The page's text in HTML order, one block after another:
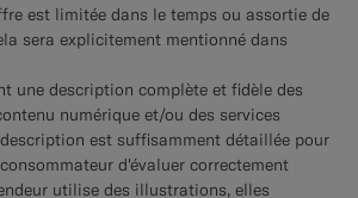
est limitée dans le temps ou assortie de
sera explicitement mentionné dans
une description complète et fidèle des
numérique et/ou des services
est suffisamment détaillée pour
d'évaluer correctement
utilise des illustrations, elles